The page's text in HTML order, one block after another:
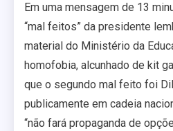
Em uma mensagem de 13
“mal feitos” da presidente
material do Ministério da
homofobia, alcunhado de kit
que o segundo mal feito foi
publicamente em cadeia
“não fará propaganda de